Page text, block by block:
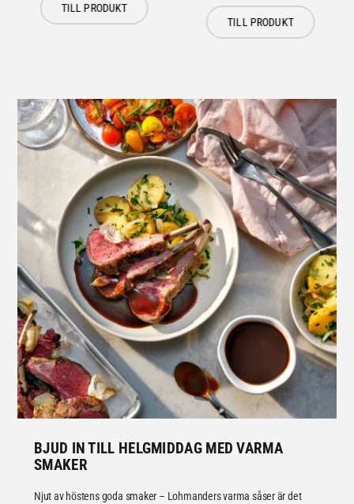
TILL PRODUKT
TILL PRODUKT
BJUD IN TILL HELGMIDDAG MED VARMA
SMAKER
Njut av höstens goda smaker – Lohmanders varma såser är det